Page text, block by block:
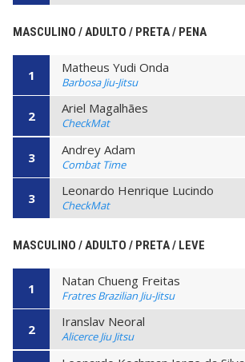
MASCULINO / ADULTO / PRETA / PENA
1 Matheus Yudi Onda
Barbosa Jiu-Jitsu
2 Ariel Magalhães
CheckMat
3 Andrey Adam
Combat Time
3 Leonardo Henrique Lucindo
CheckMat
MASCULINO / ADULTO / PRETA / LEVE
1 Natan Chueng Freitas
Fratres Brazilian Jiu-Jitsu
2 Iranslav Neoral
Alicerce Jiu Jitsu